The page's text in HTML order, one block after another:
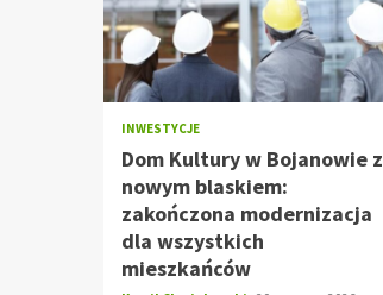
INWESTYCJE
Dom Kultury w Bojanowie z
nowym blaskiem:
zakończona modernizacja
dla wszystkich
mieszkańców